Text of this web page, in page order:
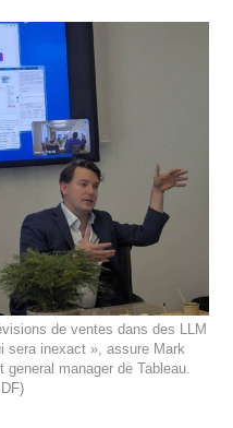
de ventes dans des LLM
sera inexact », assure Mark
manager de Tableau.